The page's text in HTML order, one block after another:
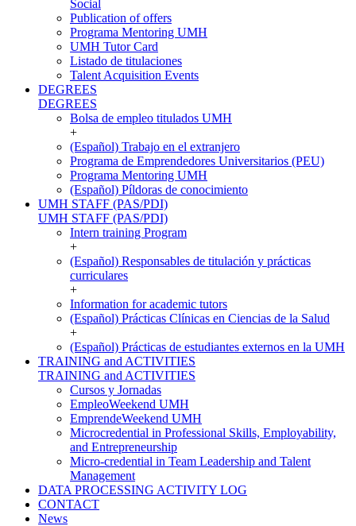
Social
Publication of offers
Programa Mentoring UMH
UMH Tutor Card
Listado de titulaciones
Talent Acquisition Events
DEGREES
DEGREES
Bolsa de empleo titulados UMH
+
(Español) Trabajo en el extranjero
Programa de Emprendedores Universitarios (PEU)
Programa Mentoring UMH
(Español) Píldoras de conocimiento
UMH STAFF (PAS/PDI)
UMH STAFF (PAS/PDI)
Intern training Program
+
(Español) Responsables de titulación y prácticas
curriculares
+
Information for academic tutors
(Español) Prácticas Clínicas en Ciencias de la Salud
+
(Español) Prácticas de estudiantes externos en la UMH
TRAINING and ACTIVITIES
TRAINING and ACTIVITIES
Cursos y Jornadas
EmpleoWeekend UMH
EmprendeWeekend UMH
Microcredential in Professional Skills, Employability,
and Entrepreneurship
Micro-credential in Team Leadership and Talent
Management
DATA PROCESSING ACTIVITY LOG
CONTACT
News